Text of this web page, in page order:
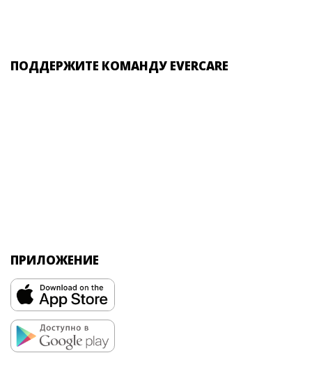
ПОДДЕРЖИТЕ КОМАНДУ EVERCARE
ПРИЛОЖЕНИЕ